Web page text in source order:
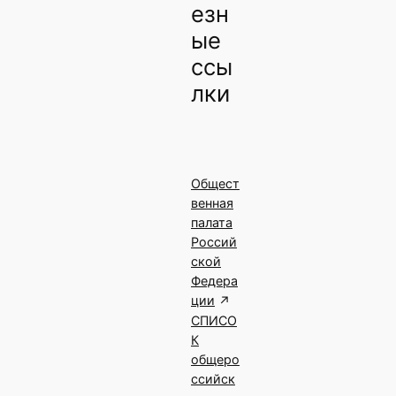
езн
ые
ссы
лки
Общест
венная
палата
Россий
ской
Федера
ции
СПИСО
К
общеро
ссийск